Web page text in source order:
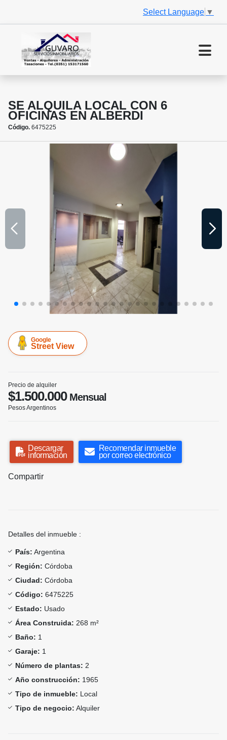
Select Language ▼
SE ALQUILA LOCAL CON 6
OFICINAS EN ALBERDI
Código. 6475225
Google
Street View
Precio de alquiler
$1.500.000Mensual
Pesos Argentinos
Descargar
información
Recomendar inmueble
por correo electrónico
Compartir
Detalles del inmueble :
País: Argentina
Región: Córdoba
Ciudad: Córdoba
Código: 6475225
Estado: Usado
Área Construida: 268 m²
Baño: 1
Garaje: 1
Número de plantas: 2
Año construcción: 1965
Tipo de inmueble: Local
Tipo de negocio: Alquiler